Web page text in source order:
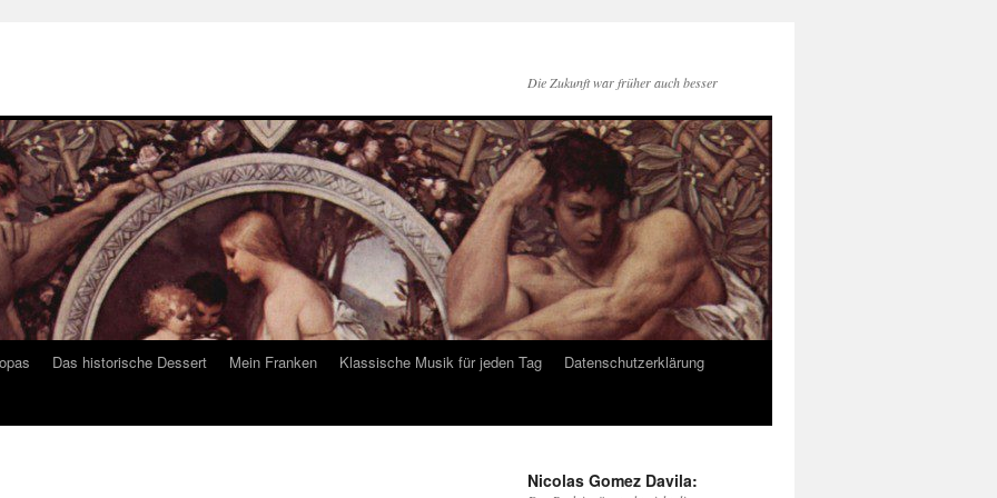
Die Zukunft war früher auch besser
Das historische Dessert Mein Franken Klassische Musik für jeden Tag
Datenschutzerklärung
Nicolas Gomez Davila: